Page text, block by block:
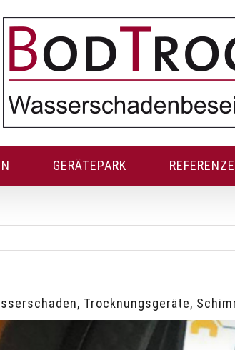
GERÄTEPARK
Trocknungsgeräte,